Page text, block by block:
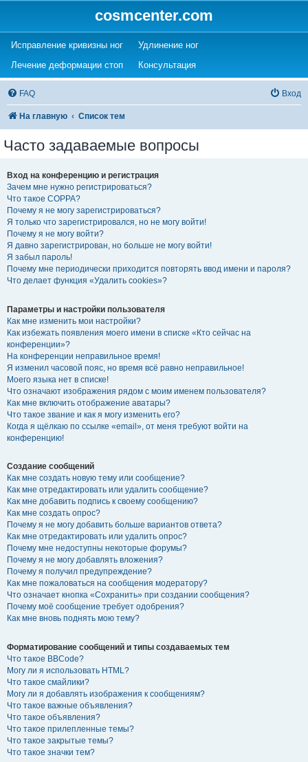
cosmcenter.com
Исправление кривизны ног(Opens a new tab)
Удлинение ног(Opens a new tab)
Лечение деформации стоп(Opens a new tab)
Консультация(Opens a new tab)
FAQ Вход
На главную Список тем
Часто задаваемые вопросы
Вход на конференцию и регистрация
Зачем мне нужно регистрироваться?
Что такое COPPA?
Почему я не могу зарегистрироваться?
Я только что зарегистрировался, но не могу войти!
Почему я не могу войти?
Я давно зарегистрирован, но больше не могу войти!
Я забыл пароль!
Почему мне периодически приходится повторять ввод имени и пароля?
Что делает функция «Удалить cookies»?
Параметры и настройки пользователя
Как мне изменить мои настройки?
Как избежать появления моего имени в списке «Кто сейчас на
конференции»?
На конференции неправильное время!
Я изменил часовой пояс, но время всё равно неправильное!
Моего языка нет в списке!
Что означают изображения рядом с моим именем пользователя?
Как мне включить отображение аватары?
Что такое звание и как я могу изменить его?
Когда я щёлкаю по ссылке «email», от меня требуют войти на
конференцию!
Создание сообщений
Как мне создать новую тему или сообщение?
Как мне отредактировать или удалить сообщение?
Как мне добавить подпись к своему сообщению?
Как мне создать опрос?
Почему я не могу добавить больше вариантов ответа?
Как мне отредактировать или удалить опрос?
Почему мне недоступны некоторые форумы?
Почему я не могу добавлять вложения?
Почему я получил предупреждение?
Как мне пожаловаться на сообщения модератору?
Что означает кнопка «Сохранить» при создании сообщения?
Почему моё сообщение требует одобрения?
Как мне вновь поднять мою тему?
Форматирование сообщений и типы создаваемых тем
Что такое BBCode?
Могу ли я использовать HTML?
Что такое смайлики?
Могу ли я добавлять изображения к сообщениям?
Что такое важные объявления?
Что такое объявления?
Что такое прилепленные темы?
Что такое закрытые темы?
Что такое значки тем?